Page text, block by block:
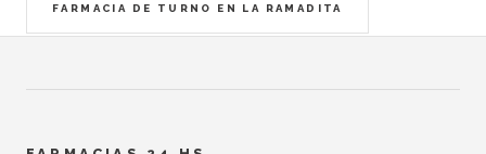
FARMACIA DE TURNO EN LA RAMADITA